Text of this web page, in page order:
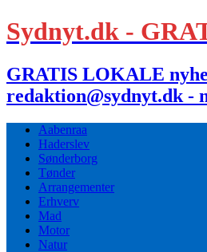
Sydnyt.dk -
GRATIS LOKALE
redaktion@sydnyt.dk -
Aabenraa
Haderslev
Sønderborg
Tønder
Arrangementer
Erhverv
Mad
Motor
Natur